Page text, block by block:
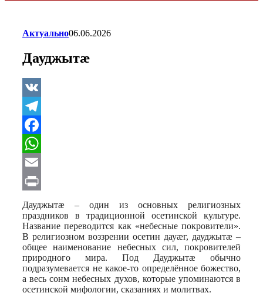
Актуально06.06.2026
Дауджытæ
VK
Telegram
Facebook
WhatsApp
Email
Print
Дауджытæ – один из основных религиозных
праздников в традиционной осетинской культуре.
Название переводится как «небесные покровители».
В религиозном воззрении осетин дауæг, дауджытæ –
общее наименование небесных сил, покровителей
природного мира. Под Дауджытæ обычно
подразумевается не какое-то определённое божество,
а весь сонм небесных духов, которые упоминаются в
осетинской мифологии, сказаниях и молитвах.